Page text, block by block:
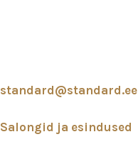
standard@standard.ee
Salongid ja esindused